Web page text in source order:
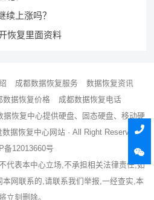
续上涨吗？
恢复里面资料
成都数据恢复服务
数据恢复资讯
数据恢复价格
成都数据恢复电话
据恢复中心提供硬盘、固态硬盘、移动硬
数据恢复中心网站 · All Right Reserved ·
备12013660号
代表本中心立场,不承担相关法律责任,如
网联系的,请联系我们举报,一经查实,本
立刻删除。